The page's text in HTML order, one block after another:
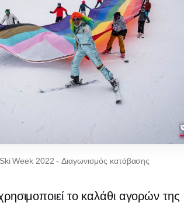
Week 2022- Διαγωνισμός κατάβασης
το καλάθι αγορών της